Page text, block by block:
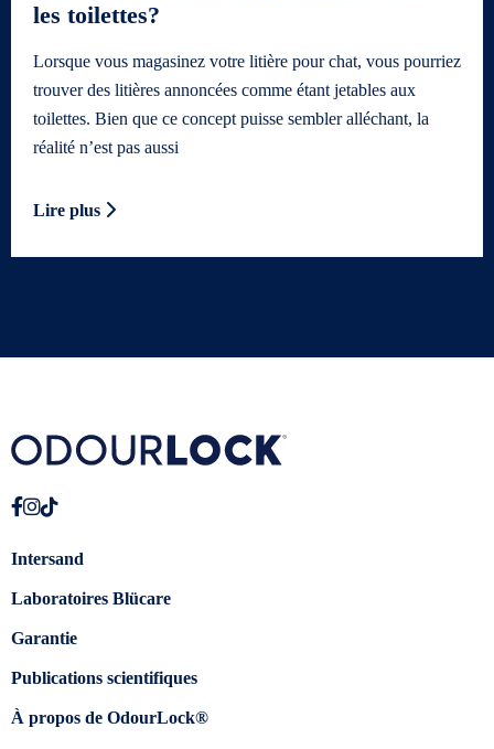
les toilettes?
Lorsque vous magasinez votre litière pour chat, vous pourriez
trouver des litières annoncées comme étant jetables aux
toilettes. Bien que ce concept puisse sembler alléchant, la
réalité n’est pas aussi
Lire plus
Intersand
Laboratoires Blücare
Garantie
Publications scientifiques
À propos de OdourLock®